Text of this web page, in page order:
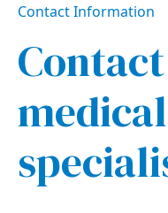
Contact Information